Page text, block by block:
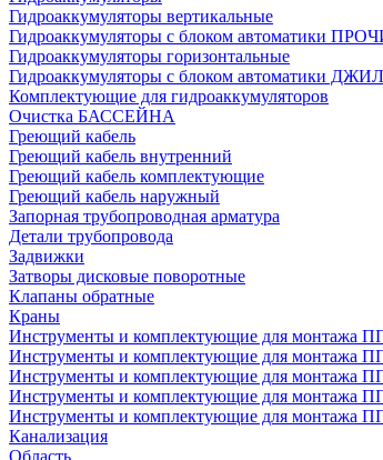
Гидроаккумуляторы вертикальные
Гидроаккумуляторы с блоком автоматики
Гидроаккумуляторы горизонтальные
Гидроаккумуляторы с блоком автоматики
Комплектующие для гидроаккумуляторов
Очистка БАССЕЙНА
Греющий кабель
Греющий кабель внутренний
Греющий кабель комплектующие
Греющий кабель наружный
Запорная трубопроводная арматура
Детали трубопровода
Задвижки
Затворы дисковые поворотные
Клапаны обратные
Краны
Инструменты и комплектующие для монтажа
Инструменты и комплектующие для монтажа
Инструменты и комплектующие для монтажа
Инструменты и комплектующие для монтажа
Инструменты и комплектующие для монтажа
Канализация
Область